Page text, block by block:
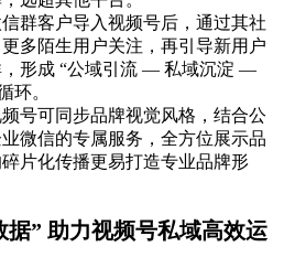
信群客户导入视频号后，通过其社
多陌生用户关注，再引导新用户
，形成 “公域引流 — 私域沉淀 —
环。
频号可同步品牌视觉风格，结合公
微信的专属服务，全方位展示品
片化传播更易打造专业品牌形
” 助力视频号私域高效运